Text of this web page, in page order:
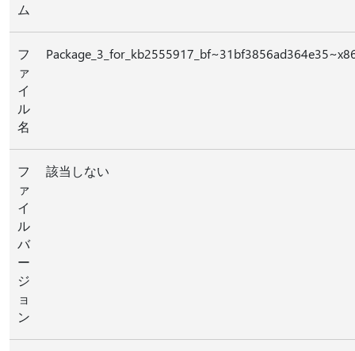
ム
フ
ァ
イ
ル
名
フ
ァ
イ
ル
バ
ー
ジ
ョ
ン
該当しない